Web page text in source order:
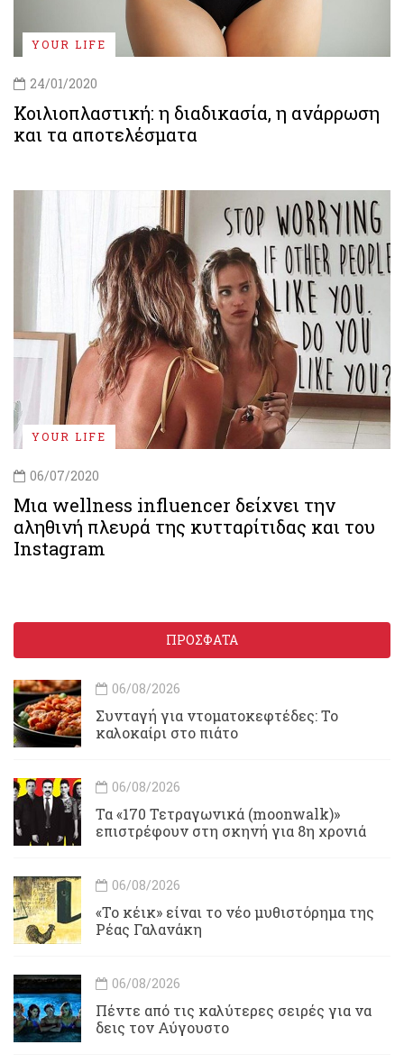
YOUR LIFE
24/01/2020
Κοιλιοπλαστική: η διαδικασία, η ανάρρωση
και τα αποτελέσματα
YOUR LIFE
06/07/2020
Μια wellness influencer δείχνει την
αληθινή πλευρά της κυτταρίτιδας και του
Instagram
ΠΡΟΣΦΑΤΑ
06/08/2026
Συνταγή για ντοματοκεφτέδες: Το
καλοκαίρι στο πιάτο
06/08/2026
Τα «170 Τετραγωνικά (moonwalk)»
επιστρέφουν στη σκηνή για 8η χρονιά
06/08/2026
«Το κέικ» είναι το νέο μυθιστόρημα της
Ρέας Γαλανάκη
06/08/2026
Πέντε από τις καλύτερες σειρές για να
δεις τον Αύγουστο